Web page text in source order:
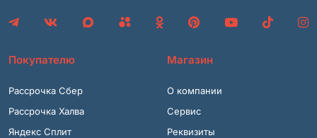
Покупателю
Рассрочка Сбер
Рассрочка Халва
Яндекс Сплит
Магазин
О компании
Сервис
Реквизиты